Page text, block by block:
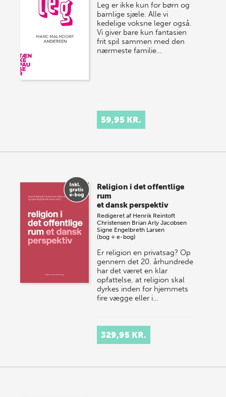
Leg er ikke kun for børn og
barnlige sjæle. Alle vi
kedelige voksne leger også.
Vi giver bare kun fantasien
frit spil sammen med den
nærmeste familie…
59,95 KR.
Religion i det offentlige
rum
et dansk perspektiv
Redigeret af Henrik Reintoft
Christensen Brian Arly Jacobsen
Signe Engelbreth Larsen
(bog + e-bog)
Er religion en privatsag? Op
gennem det 20. århundrede
har det været en klar
opfattelse, at religion skal
dyrkes inden for hjemmets
fire vægge eller i…
329,95 KR.